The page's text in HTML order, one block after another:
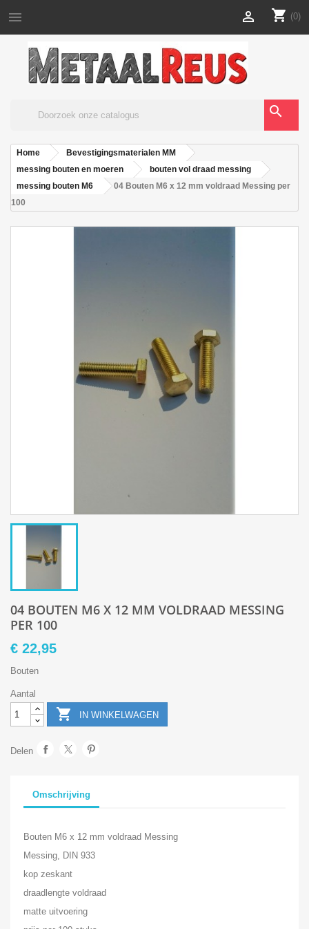
 shopping_cart (0)

search
Home
Bevestigingsmaterialen MM
messing bouten en moeren
bouten vol draad messing
messing bouten M6
04 Bouten M6 x 12 mm voldraad Messing per
100
04 BOUTEN M6 X 12 MM VOLDRAAD MESSING
PER 100
€ 22,95
Bouten
Aantal
 IN WINKELWAGEN
Delen
Omschrijving
Bouten M6 x 12 mm voldraad Messing
Messing, DIN 933
kop zeskant
draadlengte voldraad
matte uitvoering